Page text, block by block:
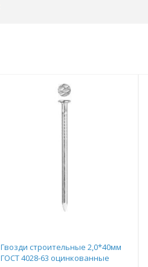
Гвозди строительные 2,0*40мм
ГОСТ 4028-63 оцинкованные